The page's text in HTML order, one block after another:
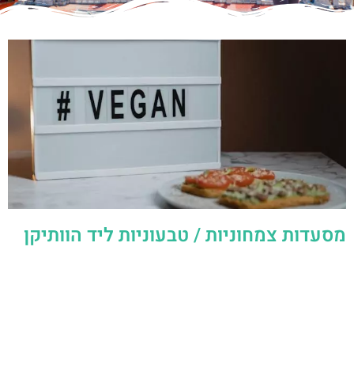
מסעדות צמחוניות / טבעוניות ליד הוותיקן